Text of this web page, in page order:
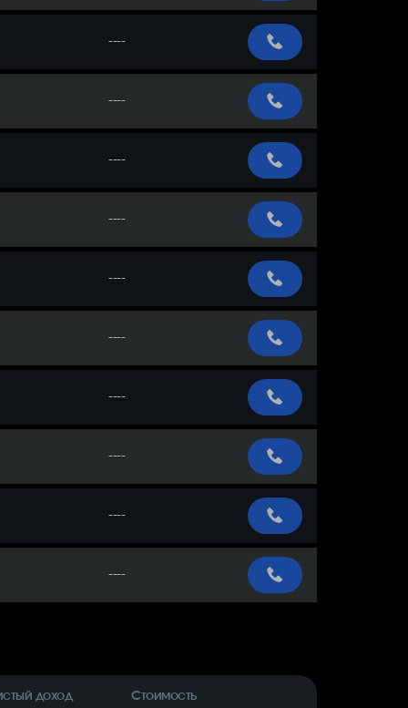
----
----
----
----
----
----
----
----
----
----
доход Стоимость